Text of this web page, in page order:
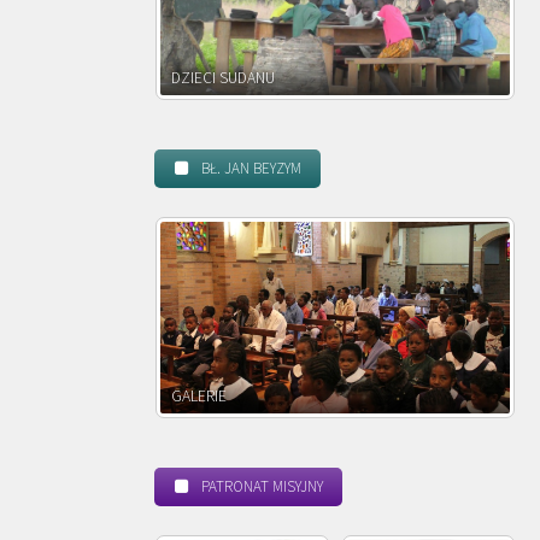
DZIECI ZAMBII
BŁ. JAN BEYZYM
POWOŁANIE MISYJNE
PATRONAT MISYJNY